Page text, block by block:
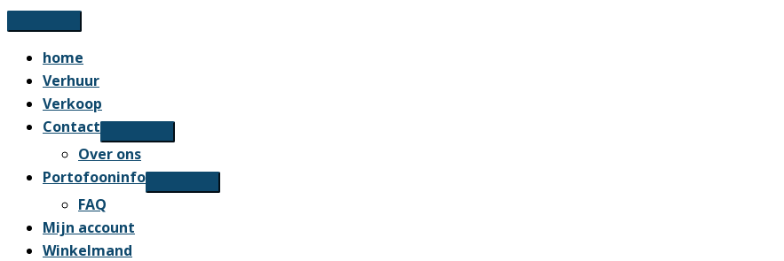
home
Verhuur
Verkoop
Contact
Over ons
Portofooninfo
FAQ
Mijn account
Winkelmand